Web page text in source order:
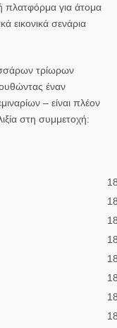
πλατφόρμα για άτομα
εικονικά σενάρια
τρίωρων
έναν
– είναι πλέον
στη συμμετοχή: